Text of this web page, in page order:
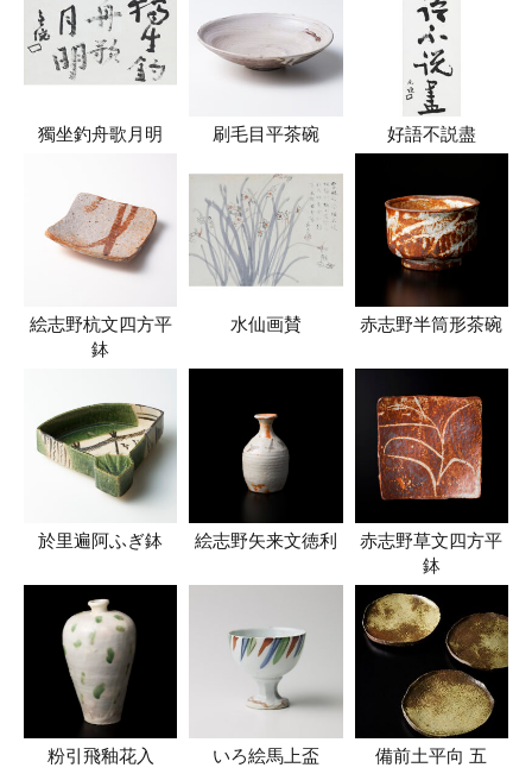
獨坐釣舟歌月明 刷毛目平茶碗 好語不説盡
絵志野杭文四方平
鉢
水仙画賛 赤志野半筒形茶碗
於里遍阿ふぎ鉢 絵志野矢来文徳利
赤志野草文四方平
鉢
粉引飛釉花入 いろ絵馬上盃 備前土平向 五